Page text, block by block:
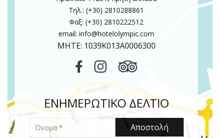
Τηλ.: (+30) 2810288861
Φαξ: (+30) 2810222512
email:info@hotelolympic.com
MHTE: 1039Κ013Α0006300
ΕΝΗΜΕΡΩΤΙΚΟ ΔΕΛΤΙΟ
Αποστολή